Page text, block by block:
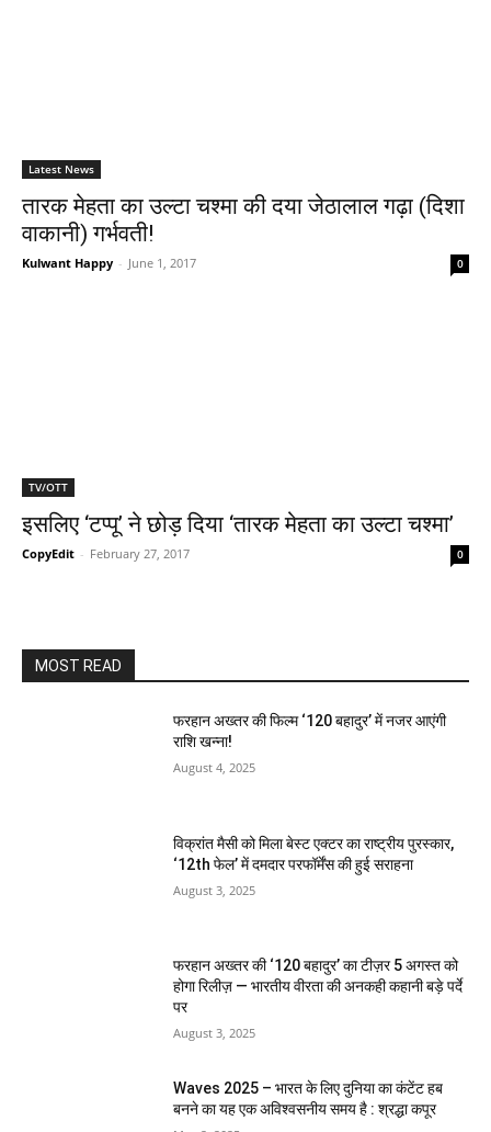
Latest News
तारक मेहता का उल्‍टा चश्‍मा की दया जेठालाल गढ़ा (दिशा
वाकानी) गर्भवती!
Kulwant Happy - June 1, 2017 0
TV/OTT
इसलिए ‘टप्‍पू’ ने छोड़ दिया ‘तारक मेहता का उल्‍टा चश्‍मा’
CopyEdit - February 27, 2017 0
MOST READ
फरहान अख्तर की फिल्म ‘120 बहादुर’ में नजर आएंगी
राशि खन्ना!
August 4, 2025
विक्रांत मैसी को मिला बेस्ट एक्टर का राष्ट्रीय पुरस्कार,
‘12th फेल’ में दमदार परफॉर्मेंस की हुई सराहना
August 3, 2025
फरहान अख्तर की ‘120 बहादुर’ का टीज़र 5 अगस्त को
होगा रिलीज़ — भारतीय वीरता की अनकही कहानी बड़े पर्दे
पर
August 3, 2025
Waves 2025 – भारत के लिए दुनिया का कंटेंट हब
बनने का यह एक अविश्वसनीय समय है : श्रद्धा कपूर